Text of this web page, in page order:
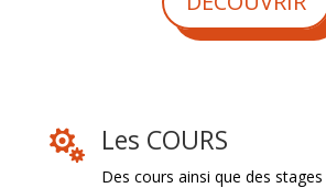
 Les COURS
Des cours ainsi que des